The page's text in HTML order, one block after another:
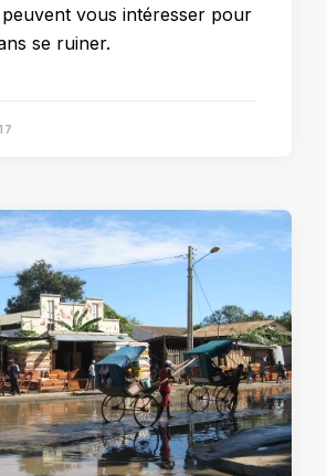
vous intéresser pour
se ruiner.